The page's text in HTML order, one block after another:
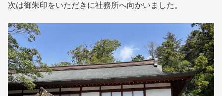
次は御朱印をいただきに社務所へ向かいました。